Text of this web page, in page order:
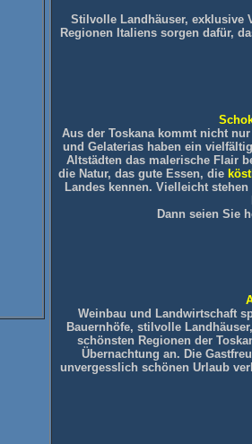
Stilvolle Landhäuser, exklusive
Regionen Italiens sorgen dafür,
Aus der Toskana kommt nicht
und Gelaterias haben ein
Altstädten das malerische Flair
die Natur, das gute Essen, die
Landes kennen. Vielleicht
Dann seien Sie
Weinbau und Landwirtschaft
Bauernhöfe, stilvolle
schönsten Regionen der
Übernachtung an. Die
unvergesslich schönen Urlaub